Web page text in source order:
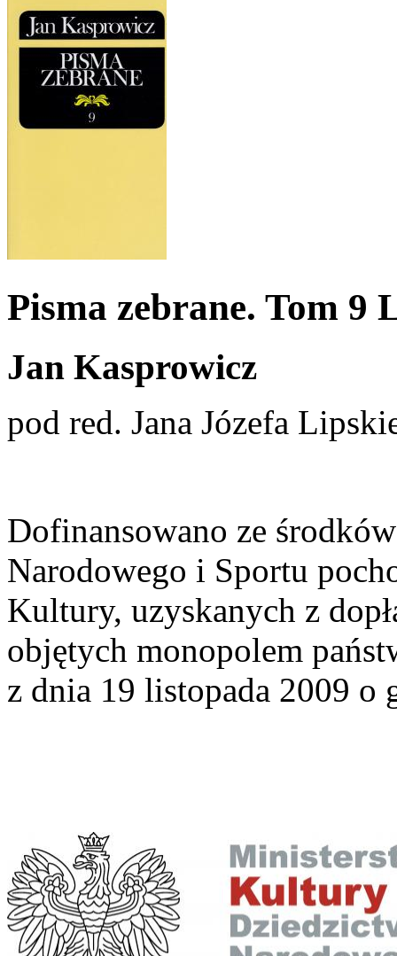
Pisma zebrane. Tom 9
Jan Kasprowicz
pod red. Jana Józefa
Dofinansowano ze
Narodowego i Sportu
Kultury, uzyskanych z
objętych monopolem
z dnia 19 listopada 2009 o